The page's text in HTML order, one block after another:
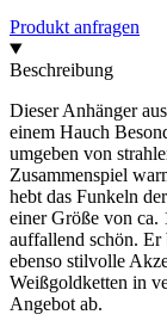
Produkt anfragen
Beschreibung
Dieser Anhänger
einem Hauch
umgeben von
Zusammenspiel
hebt das Funkeln
einer Größe von ca.
auffallend schön. Er
ebenso stilvolle
Weißgoldketten in
Angebot ab.